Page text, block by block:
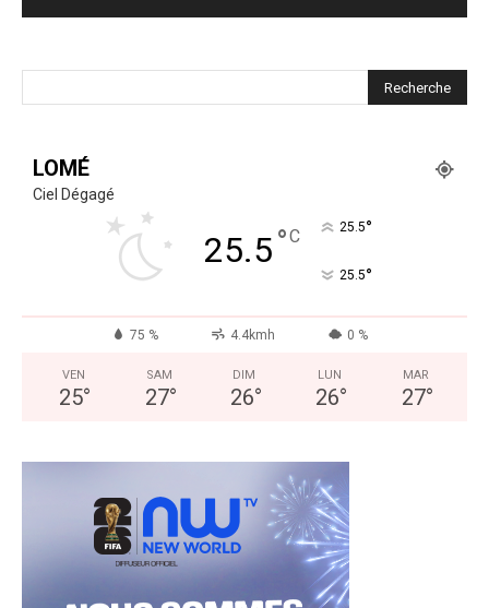
LOMÉ
Ciel Dégagé
25.5°C 25.5°
25.5°
75 % 4.4kmh 0 %
VEN
25°
SAM
27°
DIM
26°
LUN
26°
MAR
27°